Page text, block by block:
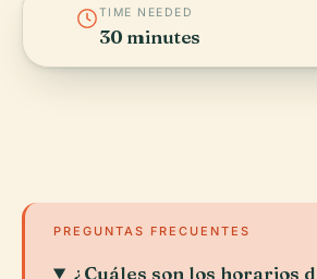
TIME NEEDED
30 minutes
PREGUNTAS FRECUENTES
¿Cuáles son los horarios